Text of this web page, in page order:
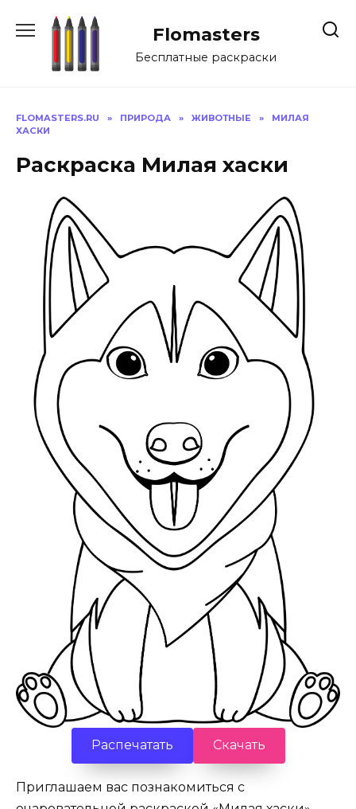
Flomasters
Бесплатные раскраски
FLOMASTERS.RU » ПРИРОДА » ЖИВОТНЫЕ »
МИЛАЯ
ХАСКИ
Раскраска Милая хаски
Распечатать Скачать
Приглашаем вас познакомиться с